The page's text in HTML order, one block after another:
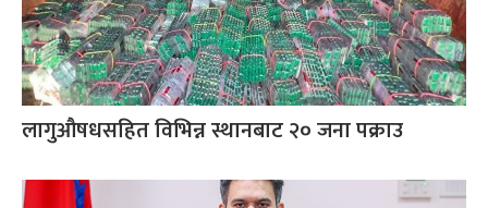
लागुऔषधसहित विभिन्न स्थानबाट २० जना पक्राउ